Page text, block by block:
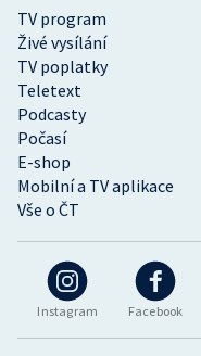
Instagram Facebook
TV program
Živé vysílání
TV poplatky
Teletext
Podcasty
Počasí
E-shop
Mobilní a TV aplikace
Vše o ČT